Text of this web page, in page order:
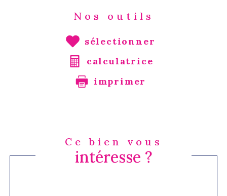
Nos outils
sélectionner
calculatrice
imprimer
Ce bien vous
intéresse ?